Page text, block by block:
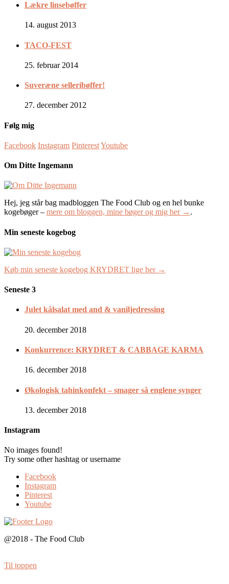
Lækre linsebøffer
14. august 2013
TACO-FEST
25. februar 2014
Suveræne selleribøffer!
27. december 2012
Følg mig
Facebook Instagram PinterestYoutube
Om Ditte Ingemann
Hej, jeg står bag madbloggen The Food Club og en hel bunke
kogebøger – mere om bloggen, mine bøger og mig her → .
Min seneste kogebog
Køb min seneste kogebog KRYDRET lige her →
Seneste 3
Julet kålsalat med and & vaniljedressing
20. december 2018
Konkurrence: KRYDRET & CABBAGE KARMA
16. december 2018
Økologisk tahinkonfekt – smager så englene synger
13. december 2018
Instagram
No images found!
Try some other hashtag or username
Facebook
Instagram
Pinterest
Youtube
@2018 - The Food Club
Til toppen